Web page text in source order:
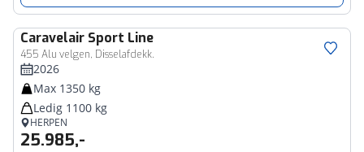
Caravelair Sport Line
455 Alu velgen, Disselafdekk.
2026
Max 1350 kg
Ledig 1100 kg
HERPEN
25.985,-